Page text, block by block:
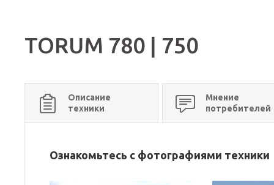
TORUM 780 | 750
Описание
техники
Мнение
потребителей
Ознакомьтесь с фотографиями техники